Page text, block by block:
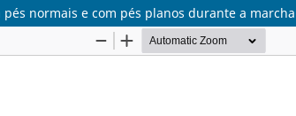
normais e com pés planos durante a marcha